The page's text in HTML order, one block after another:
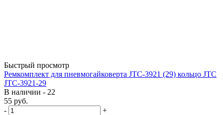
Быстрый просмотр
Ремкомплект для пневмогайковерта JTC-3921 (29) кольцо JTC
JTC-3921-29
В наличии - 22
55 руб.
-
+